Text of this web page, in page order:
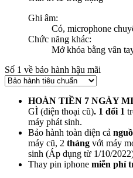
Ghi âm:
Có, microphone
Chức năng khác:
Mở khóa bằng vân
Số 1 về bảo hành hậu mãi
HOÀN TIỀN 7 NGÀY
GÌ (điện thoại cũ). 1 đổi 1
máy phát sinh.
Bảo hành toàn diện cả
máy cũ, 2 tháng với máy
sinh (Áp dụng từ 1/10/
Thay pin iphone miễn phí